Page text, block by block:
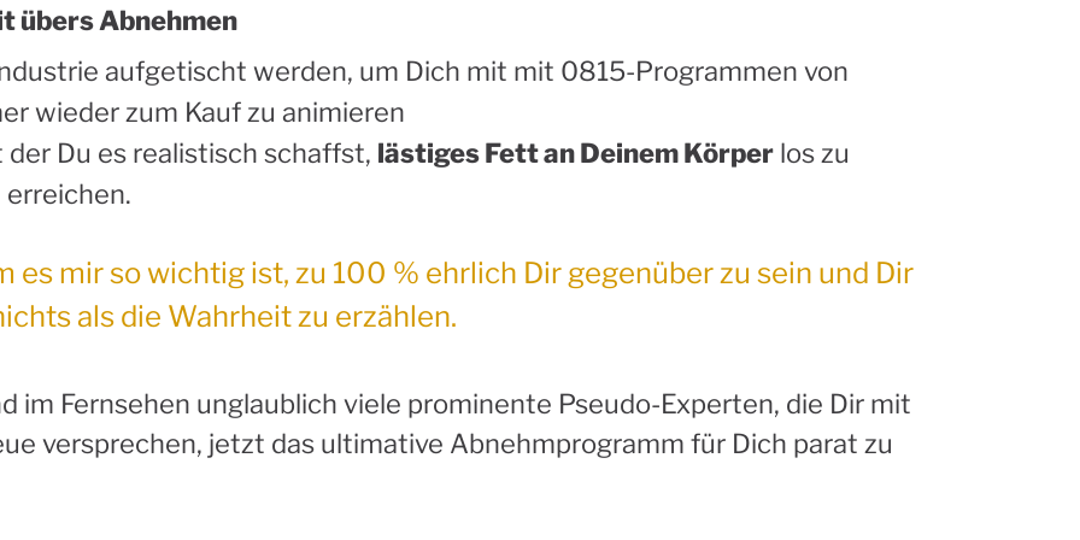
übers Abnehmen
aufgetischt werden, um Dich mit mit 0815-Programmen von
wieder zum Kauf zu animieren
Du es realistisch schaffst, lästiges Fett an Deinem Körper los zu
erreichen.
mir so wichtig ist, zu 100 % ehrlich Dir gegenüber zu sein und Dir
als die Wahrheit zu erzählen.
im Fernsehen unglaublich viele prominente Pseudo-Experten, die Dir mit
versprechen, jetzt das ultimative Abnehmprogramm für Dich parat zu